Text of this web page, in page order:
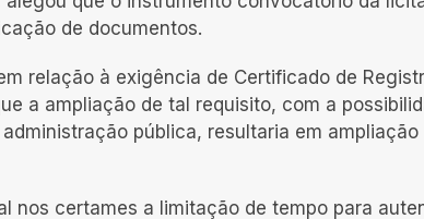
de documentos.
relação à exigência de Certificado de
a ampliação de tal requisito, com a
pública, resultaria em ampliação
nos certames a limitação de tempo para